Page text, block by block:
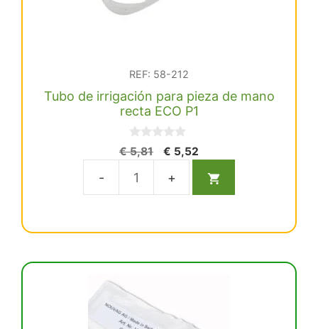
REF: 58-212
Tubo de irrigación para pieza de mano
recta ECO P1
0
d
5
€5,81
El
original
era:
€ 5,52
actual
es:
Tubo
pieza
recta